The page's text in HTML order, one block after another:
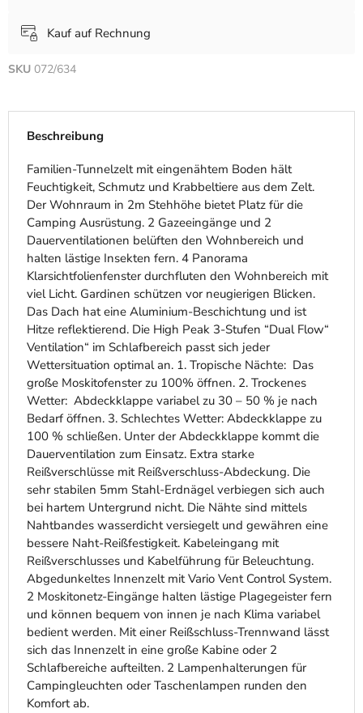
Kauf auf Rechnung
SKU 072/634
Beschreibung
Familien-Tunnelzelt mit eingenähtem Boden hält
Feuchtigkeit, Schmutz und Krabbeltiere aus dem Zelt.
Der Wohnraum in 2m Stehhöhe bietet Platz für die
Camping Ausrüstung. 2 Gazeeingänge und 2
Dauerventilationen belüften den Wohnbereich und
halten lästige Insekten fern. 4 Panorama
Klarsichtfolienfenster durchfluten den Wohnbereich mit
viel Licht. Gardinen schützen vor neugierigen Blicken.
Das Dach hat eine Aluminium-Beschichtung und ist
Hitze reflektierend. Die High Peak 3-Stufen “Dual Flow“
Ventilation“ im Schlafbereich passt sich jeder
Wettersituation optimal an. 1. Tropische Nächte: Das
große Moskitofenster zu 100% öffnen. 2. Trockenes
Wetter: Abdeckklappe variabel zu 30 – 50 % je nach
Bedarf öffnen. 3. Schlechtes Wetter: Abdeckklappe zu
100 % schließen. Unter der Abdeckklappe kommt die
Dauerventilation zum Einsatz. Extra starke
Reißverschlüsse mit Reißverschluss-Abdeckung. Die
sehr stabilen 5mm Stahl-Erdnägel verbiegen sich auch
bei hartem Untergrund nicht. Die Nähte sind mittels
Nahtbandes wasserdicht versiegelt und gewähren eine
bessere Naht-Reißfestigkeit. Kabeleingang mit
Reißverschlusses und Kabelführung für Beleuchtung.
Abgedunkeltes Innenzelt mit Vario Vent Control System.
2 Moskitonetz-Eingänge halten lästige Plagegeister fern
und können bequem von innen je nach Klima variabel
bedient werden. Mit einer Reißschluss-Trennwand lässt
sich das Innenzelt in eine große Kabine oder 2
Schlafbereiche aufteilten. 2 Lampenhalterungen für
Campingleuchten oder Taschenlampen runden den
Komfort ab.